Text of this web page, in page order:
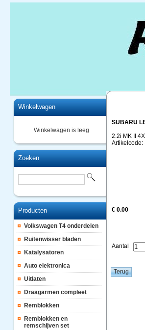
Winkelwagen
Winkelwagen is leeg
Zoeken
Producten
Volkswagen T4 onderdelen
Ruitenwisser bladen
Katalysatoren
Auto elektronica
Uitlaten
Draagarmen compleet
Remblokken
Remblokken en
remschijven set
SUBARU
2.2i MK II
Artikelcode:
€ 0.00
Aantal